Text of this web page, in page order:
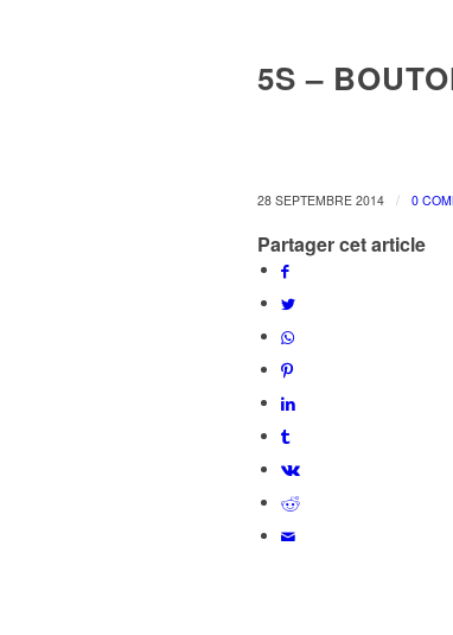
5S –
28 SEPTEMBRE 2014 / 0
Partager cet article